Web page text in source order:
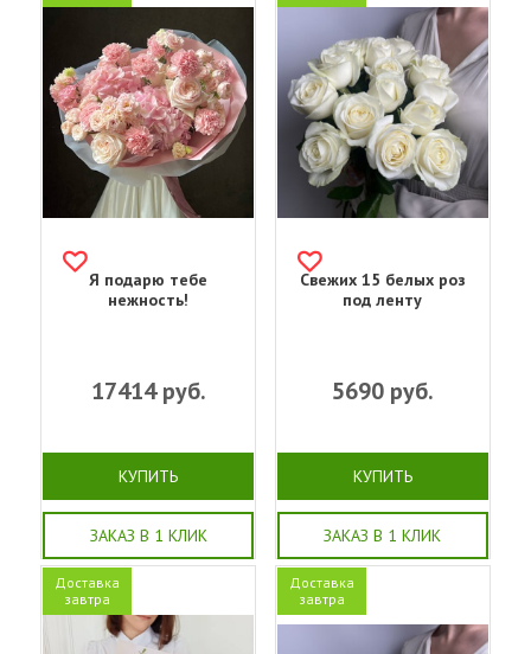
Я подарю тебе
нежность!
17414руб.
КУПИТЬ
ЗАКАЗ В 1 КЛИК
Свежих 15 белых роз
под ленту
5690руб.
КУПИТЬ
ЗАКАЗ В 1 КЛИК
Доставка
завтра
Доставка
завтра